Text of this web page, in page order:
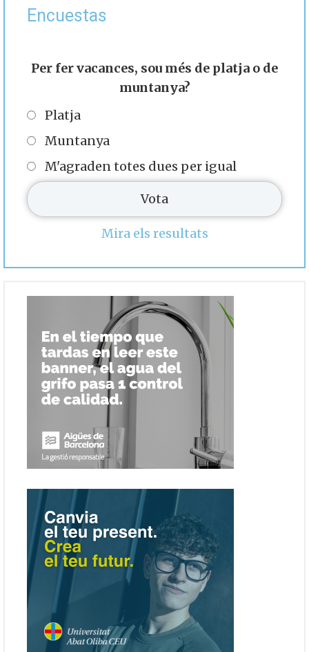
Encuestas
Per fer vacances, sou més de platja o de
muntanya?
Platja
Muntanya
M'agraden totes dues per igual
Mira els resultats